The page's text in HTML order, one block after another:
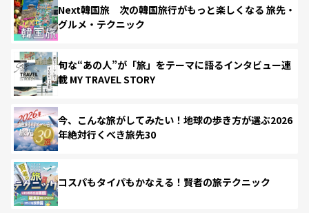
Next韓国旅 次の韓国旅行がもっと楽しくなる 旅先・
グルメ・テクニック
旬な“あの人”が「旅」をテーマに語るインタビュー連
載 MY TRAVEL STORY
今、こんな旅がしてみたい！地球の歩き方が選ぶ2026
年絶対行くべき旅先30
コスパもタイパもかなえる！賢者の旅テクニック